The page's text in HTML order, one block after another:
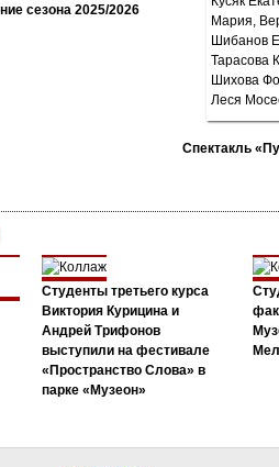
сезона 2025/2026
Спектакль
Студенты третьего курса
Виктория Курицина и
Андрей Трифонов
выступили на фестивале
«Пространство Слова» в
парке «Музеон»